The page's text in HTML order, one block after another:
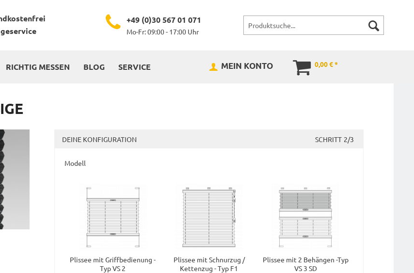
+49 (0)30 567 01 071
Mo-Fr: 09:00 - 17:00 Uhr
RICHTIG MESSEN BLOG SERVICE MEIN KONTO 0,00 € *
DEINE KONFIGURATION SCHRITT 2/3
Modell
Plissee mit Griffbedienung -
Typ VS 2
Plissee mit Schnurzug /
Kettenzug - Typ F1
Plissee mit 2 Behängen -Typ
VS 3 SD